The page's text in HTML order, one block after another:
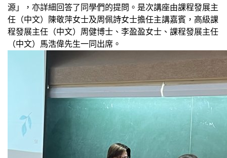
源」，亦詳細回答了同學們的提問。是次講座由課程發展主
任（中文）陳敬萍女士及周佩詩女士擔任主講嘉賓，高級課
程發展主任（中文）周健博士、李盈盈女士、課程發展主任
（中文）馬浩偉先生一同出席。